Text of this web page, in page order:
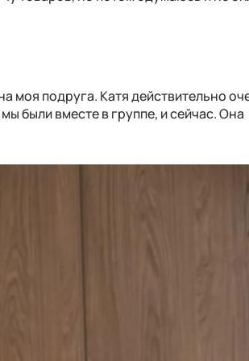
моя подруга. Катя действительно
были вместе в группе, и сейчас. Она